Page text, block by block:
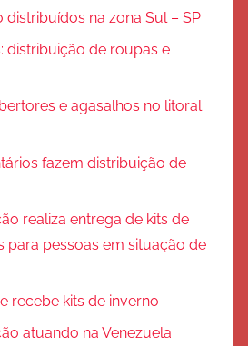
distribuídos na zona Sul – SP
distribuição de roupas e
e agasalhos no litoral
fazem distribuição de
realiza entrega de kits de
para pessoas em situação de
recebe kits de inverno
atuando na Venezuela